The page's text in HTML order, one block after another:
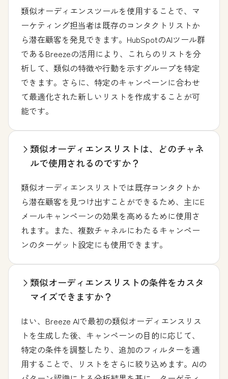
類似オーディエンスツールを使用することで、マ
ーケティング担当者は既存のコンタクトリストか
ら潜在顧客を発見できます。HubSpotのAIツール群
であるBreezeの活用により、これらのリストを分
析して、類似の特徴や行動を示すグループを特定
できます。さらに、特定のキャンペーンに合わせ
て最適化された新しいリストを作成することが可
能です。
類似オーディエンスリストは、どのチャネ
ルで使用されるのですか？
類似オーディエンスリストでは既存コンタクトか
ら潜在顧客を見つけ出すことができるため、主にE
メールキャンペーンの効果を高めるために使用さ
れます。また、複数チャネルにわたるキャンペー
ンのターゲット設定にも使用できます。
類似オーディエンスリストの条件をカスタ
マイズできますか？
はい、Breeze AIで最初の類似オーディエンスリス
トを生成した後、キャンペーンの目的に応じて、
特定の条件を調整したり、追加のフィルターを適
用することで、リストをさらに絞り込めます。AIの